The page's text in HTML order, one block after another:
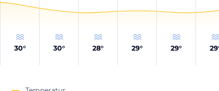
30° 30° 28° 29° 29° 29